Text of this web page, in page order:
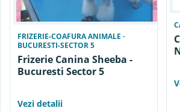
FRIZERIE-COAFURA ANIMALE ·
BUCURESTI-SECTOR 5
Frizerie Canina Sheeba -
Bucuresti Sector 5
Vezi detalii